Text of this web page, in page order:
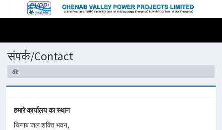
संपर्क/Contact
हमारे कार्यालय का स्थान
चिनाब जल शक्ति भवन,